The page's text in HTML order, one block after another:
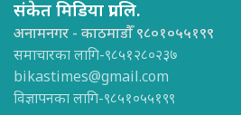
संकेत मिडिया प्रा.लि.
अनामनगर - काठमाडौँ ९८०१०५५१९९
समाचारका लागि-९८५१२८०२३७
bikastimes@gmail.com
विज्ञापनका लागि-९८५१०५५१९९